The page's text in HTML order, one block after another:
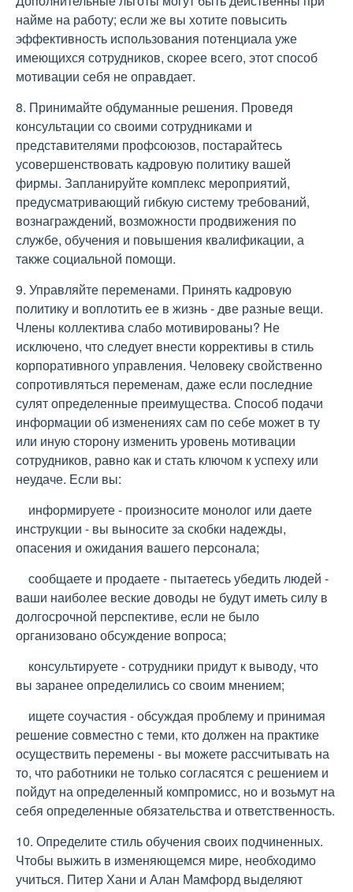
найме на работу; если же вы хотите повысить
эффективность использования потенциала уже
имеющихся сотрудников, скорее всего, этот способ
мотивации себя не оправдает.
8. Принимайте обдуманные решения. Проведя
консультации со своими сотрудниками и
представителями профсоюзов, постарайтесь
усовершенствовать кадровую политику вашей
фирмы. Запланируйте комплекс мероприятий,
предусматривающий гибкую систему требований,
вознаграждений, возможности продвижения по
службе, обучения и повышения квалификации, а
также социальной помощи.
9. Управляйте переменами. Принять кадровую
политику и воплотить ее в жизнь - две разные вещи.
Члены коллектива слабо мотивированы? Не
исключено, что следует внести коррективы в стиль
корпоративного управления. Человеку свойственно
сопротивляться переменам, даже если последние
сулят определенные преимущества. Способ подачи
информации об изменениях сам по себе может в ту
или иную сторону изменить уровень мотивации
сотрудников, равно как и стать ключом к успеху или
неудаче. Если вы:
информируете - произносите монолог или даете
инструкции - вы выносите за скобки надежды,
опасения и ожидания вашего персонала;
сообщаете и продаете - пытаетесь убедить людей -
ваши наиболее веские доводы не будут иметь силу в
долгосрочной перспективе, если не было
организовано обсуждение вопроса;
консультируете - сотрудники придут к выводу, что
вы заранее определились со своим мнением;
ищете соучастия - обсуждая проблему и принимая
решение совместно с теми, кто должен на практике
осуществить перемены - вы можете рассчитывать на
то, что работники не только согласятся с решением и
пойдут на определенный компромисс, но и возьмут на
себя определенные обязательства и ответственность.
10. Определите стиль обучения своих подчиненных.
Чтобы выжить в изменяющемся мире, необходимо
учиться. Питер Хани и Алан Мамфорд выделяют